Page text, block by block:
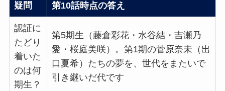
疑問 第10話時点の答え
認証に
たどり
着いた
のは何
期生？
第5期生（藤倉彩花・水谷結・吉瀬乃
愛・桜庭美咲）。第1期の菅原奈未（出
口夏希）たちの夢を、世代をまたいで
引き継いだ代です